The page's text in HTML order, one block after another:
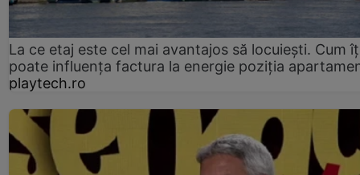
La ce etaj este cel mai avantajos să locuiești. Cum
poate influența factura la energie poziția
playtech.ro